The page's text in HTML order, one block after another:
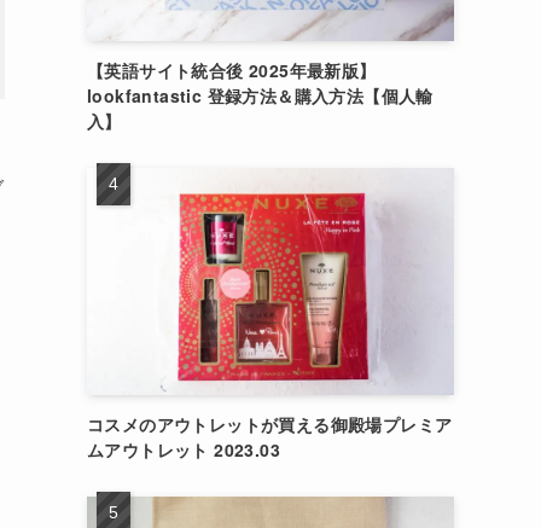
【英語サイト統合後 2025年最新版】
lookfantastic 登録方法＆購入方法【個人輸
入】
コスメのアウトレットが買える御殿場プレミア
ムアウトレット 2023.03